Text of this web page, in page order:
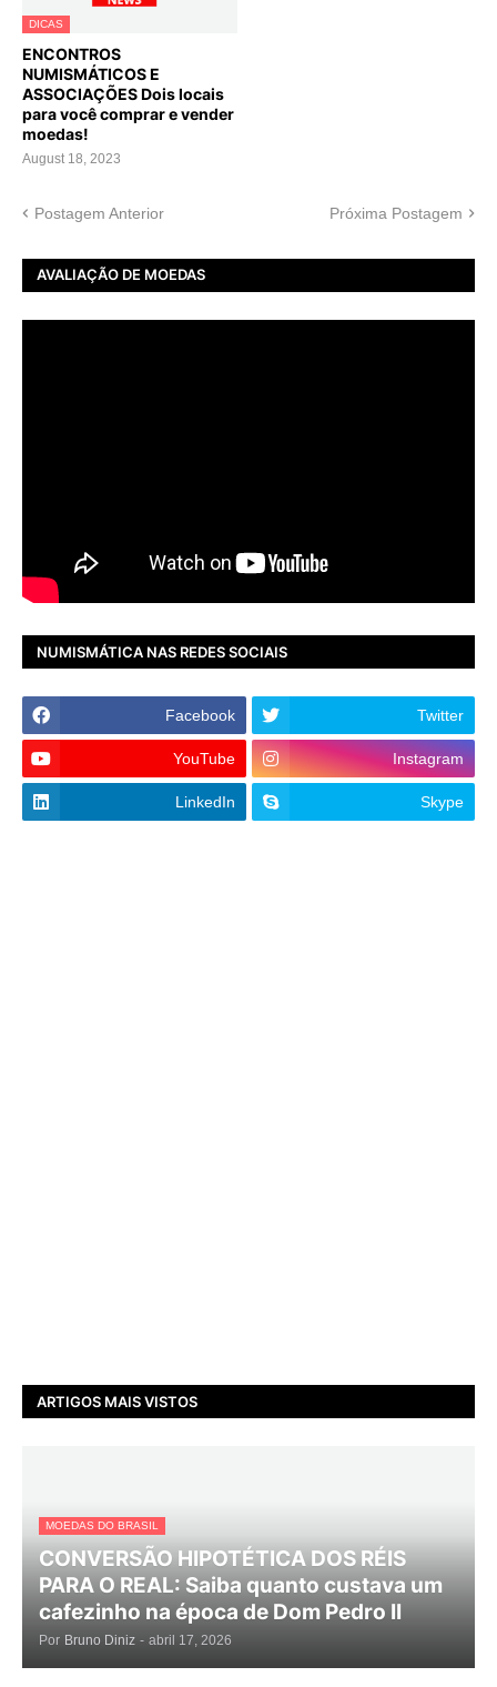
DICAS
ENCONTROS
NUMISMÁTICOS E
ASSOCIAÇÕES Dois locais
para você comprar e vender
moedas!
August 18, 2023
Postagem Anterior Próxima Postagem
AVALIAÇÃO DE MOEDAS
NUMISMÁTICA NAS REDES SOCIAIS
Facebook Twitter
YouTube Instagram
LinkedIn Skype
ARTIGOS MAIS VISTOS
MOEDAS DO BRASIL
CONVERSÃO HIPOTÉTICA DOS RÉIS
PARA O REAL: Saiba quanto custava um
cafezinho na época de Dom Pedro II
Por Bruno Diniz - abril 17, 2026